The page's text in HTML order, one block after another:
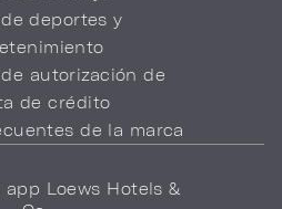
deportes y
autorización de
de crédito
de la marca
app Loews Hotels &